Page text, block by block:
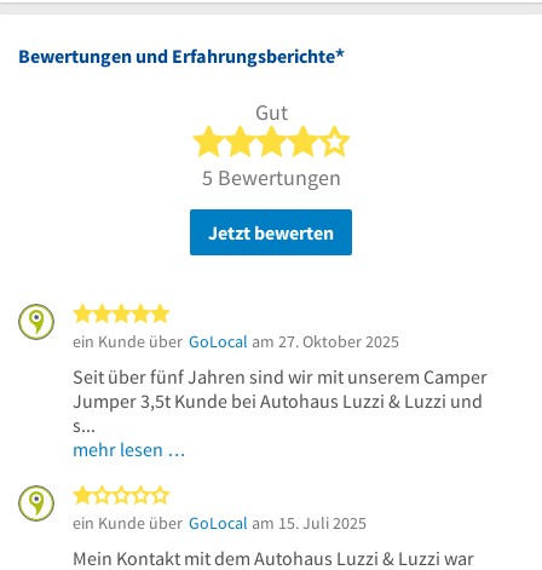
Bewertungen und Erfahrungsberichte*
Gut
4 von 5 Sternen
5 Bewertungen
Jetzt bewerten
ein Kunde über GoLocal am 27. Oktober 2025
Seit über fünf Jahren sind wir mit unserem Camper
Jumper 3,5t Kunde bei Autohaus Luzzi & Luzzi und
s...
mehr lesen …
ein Kunde über GoLocal am 15. Juli 2025
Mein Kontakt mit dem Autohaus Luzzi & Luzzi war